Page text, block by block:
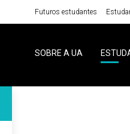
Futuros estudantes
SOBRE A UA